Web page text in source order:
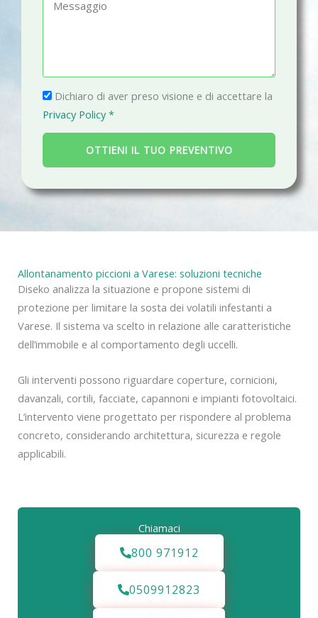
a
g
g
i
P
r
i
a
c
Dichiaro di aver preso visione e di accettare la
Privacy Policy *
OTTIENI IL TUO PREVENTIVO
Allontanamento piccioni a Varese: soluzioni tecniche
Diseko analizza la situazione e propone sistemi di
protezione per limitare la sosta dei volatili infestanti a
Varese. Il sistema va scelto in relazione alle caratteristiche
dell’immobile e al comportamento degli uccelli.
Gli interventi possono riguardare coperture, cornicioni,
davanzali, cortili, facciate, capannoni e impianti fotovoltaici.
L’intervento viene progettato per rispondere al problema
concreto, considerando architettura, sicurezza e regole
applicabili.
Chiamaci
800 971912
0509912823